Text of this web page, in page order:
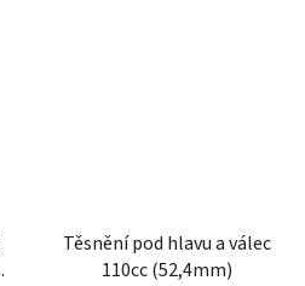
Těsnění pod hlavu a válec
110cc (52,4mm)